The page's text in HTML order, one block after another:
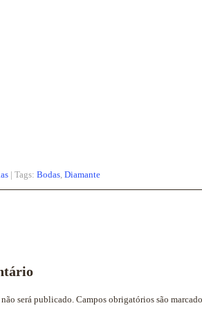
| Tags: Bodas Diamante
será publicado. Campos obrigatórios são